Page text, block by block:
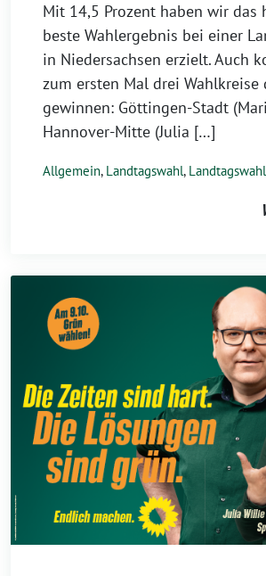
Mit 14,5 Prozent haben wir das
beste Wahlergebnis bei einer
in Niedersachsen erzielt. Auch
zum ersten Mal drei Wahlkreise
gewinnen: Göttingen-Stadt
Hannover-Mitte (Julia […]
Allgemein, Landtagswahl,